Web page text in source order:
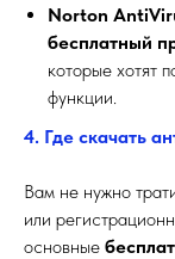
Norton
бесплатный
которые хотят
функции.
4. Где скачать
Вам не нужно
или
основные